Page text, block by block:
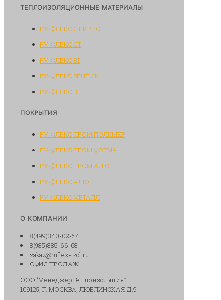
ТЕПЛОИЗОЛЯЦИОННЫЕ МАТЕРИАЛЫ
РУ-ФЛЕКС СТ КРИО
РУ-ФЛЕКС СТ
РУ-ФЛЕКС ВТ
РУ-ФЛЕКС ВЕНТ СК
РУ-ФЛЕКС БП
ПОКРЫТИЯ
РУ-ФЛЕКС ПРОМ ПОЛИМЕР
РУ-ФЛЕКС ПРОМ ФОРМА
РУ-ФЛЕКС ПРОМ АЛЮ
РУ-ФЛЕКС АЛЮ
РУ-ФЛЕКС МЕТАЛЛ
О КОМПАНИИ
8(499)340-02-57
8(985)885-66-68
zakaz@ruflex-izol.ru
ОФИС ПРОДАЖ
ООО “Менеджер Теплоизоляция”
109125, Г. МОСКВА, ЛЮБЛИНСКАЯ Д.9